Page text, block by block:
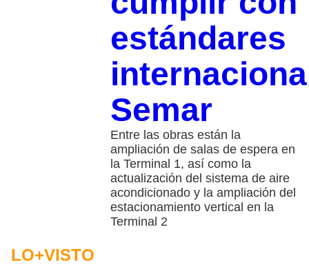
estándares
Semar
Entre las obras están la
ampliación de salas de espera en
la Terminal 1, así como la
actualización del sistema de aire
acondicionado y la ampliación del
estacionamiento vertical en la
Terminal 2
LO+VISTO